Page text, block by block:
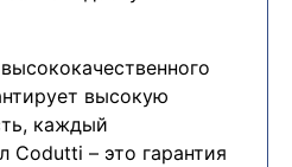
высокую
каждый
Codutti – это гарантия